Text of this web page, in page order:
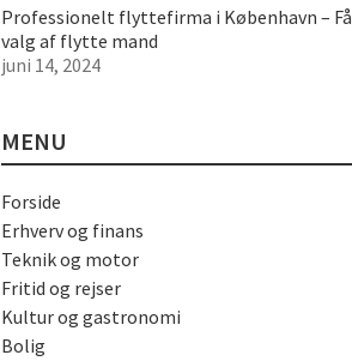
Professionelt flyttefirma i København –
valg af flytte mand
juni 14, 2024
MENU
Forside
Erhverv og finans
Teknik og motor
Fritid og rejser
Kultur og gastronomi
Bolig